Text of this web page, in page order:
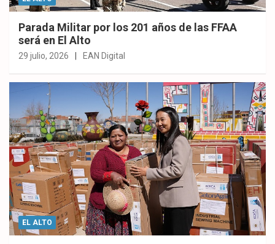
Parada Militar por los 201 años de las FFAA
será en El Alto
29 julio, 2026 EAN Digital
EL ALTO